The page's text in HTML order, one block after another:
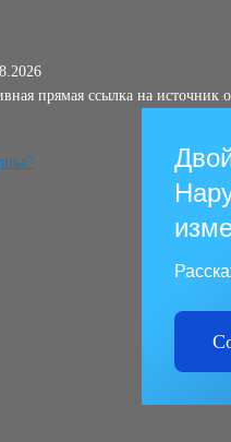
прямая ссылка на источник